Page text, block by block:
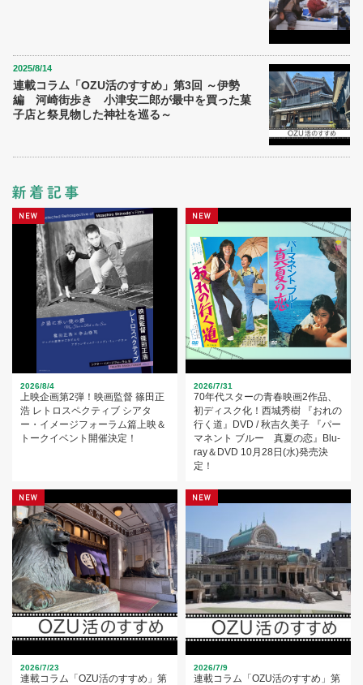
2025/8/14
連載コラム「OZU活のすすめ」第3回 ～伊勢
編 河崎街歩き 小津安二郎が最中を買った菓
子店と祭見物した神社を巡る～
2026/8/4
上映企画第2弾！映画監督 篠田正
浩 レトロスペクティブ シアタ
ー・イメージフォーラム篇上映＆
トークイベント開催決定！
2026/7/31
70年代スターの青春映画2作品、
初ディスク化！西城秀樹 『おれの
行く道』DVD / 秋吉久美子 『パー
マネント ブルー 真夏の恋』Blu-
ray＆DVD 10月28日(水)発売決
定！
2026/7/23
連載コラム「OZU活のすすめ」第
2026/7/9
連載コラム「OZU活のすすめ」第